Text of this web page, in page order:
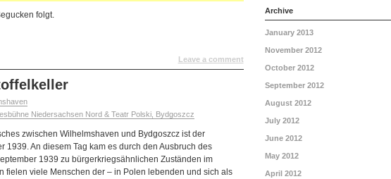
folgt.
Leave a comment
Niedersachsen Nord & Teatr Polski, Bydgoszcz
zwischen Wilhelmshaven und Bydgoszcz ist der
1939. An diesem Tag kam es durch den Ausbruch des
1939 zu bürgerkriegsähnlichen Zuständen im
fielen viele Menschen der – in Polen lebenden und sich als
Archive
January 2013
November 2012
October 2012
September 2012
August 2012
July 2012
June 2012
May 2012
April 2012